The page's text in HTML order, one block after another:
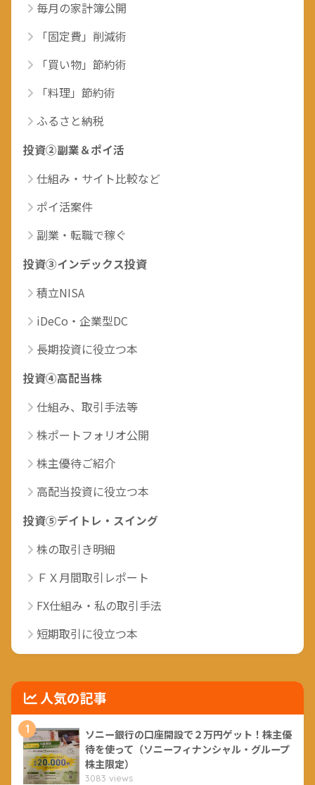
毎月の家計簿公開
「固定費」削減術
「買い物」節約術
「料理」節約術
ふるさと納税
投資②副業＆ポイ活
仕組み・サイト比較など
ポイ活案件
副業・転職で稼ぐ
投資③インデックス投資
積立NISA
iDeCo・企業型DC
長期投資に役立つ本
投資④高配当株
仕組み、取引手法等
株ポートフォリオ公開
株主優待ご紹介
高配当投資に役立つ本
投資⑤デイトレ・スイング
株の取引き明細
ＦＸ月間取引レポート
FX仕組み・私の取引手法
短期取引に役立つ本
人気の記事
1
ソニー銀行の口座開設で２万円ゲット！株主優
待を使って（ソニーフィナンシャル・グループ
株主限定）
3083 views